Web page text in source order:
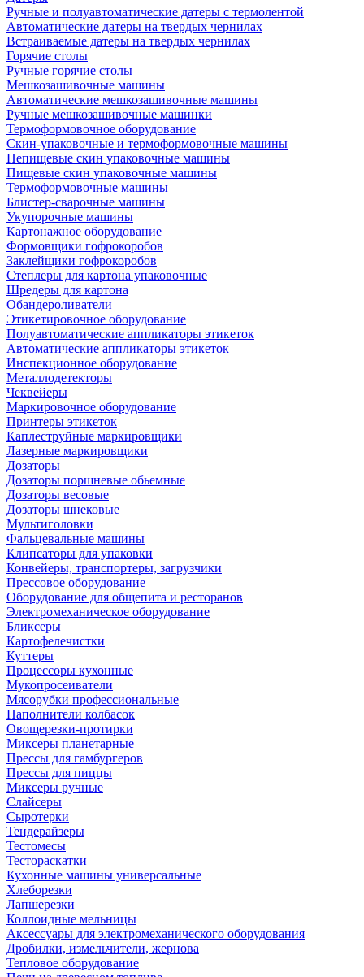
Ручные и полуавтоматические датеры с термолентой
Автоматические датеры на твердых чернилах
Встраиваемые датеры на твердых чернилах
Горячие столы
Ручные горячие столы
Мешкозашивочные машины
Автоматические мешкозашивочные машины
Ручные мешкозашивочные машинки
Термоформовочное оборудование
Скин-упаковочные и термоформовочные машины
Непищевые скин упаковочные машины
Пищевые скин упаковочные машины
Термоформовочные машины
Блистер-сварочные машины
Укупорочные машины
Картонажное оборудование
Формовщики гофрокоробов
Заклейщики гофрокоробов
Степлеры для картона упаковочные
Шредеры для картона
Обандероливатели
Этикетировочное оборудование
Полуавтоматические аппликаторы этикеток
Автоматические аппликаторы этикеток
Инспекционное оборудование
Металлодетекторы
Чеквейеры
Маркировочное оборудование
Принтеры этикеток
Каплеструйные маркировщики
Лазерные маркировщики
Дозаторы
Дозаторы поршневые обьемные
Дозаторы весовые
Дозаторы шнековые
Мультиголовки
Фальцевальные машины
Клипсаторы для упаковки
Конвейеры, транспортеры, загрузчики
Прессовое оборудование
Оборудование для общепита и ресторанов
Электромеханическое оборудование
Бликсеры
Картофелечистки
Куттеры
Процессоры кухонные
Мукопросеиватели
Мясорубки профессиональные
Наполнители колбасок
Овощерезки-протирки
Миксеры планетарные
Прессы для гамбургеров
Прессы для пиццы
Миксеры ручные
Слайсеры
Сыротерки
Тендерайзеры
Тестомесы
Тестораскатки
Кухонные машины универсальные
Хлеборезки
Лапшерезки
Коллоидные мельницы
Аксессуары для электромеханического оборудования
Дробилки, измельчители, жернова
Тепловое оборудование